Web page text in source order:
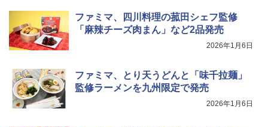
4
TOSHIBA(東芝) スチームオーブンレン
0℃ 1段調理 フラットテーブル 電子レン
お手入れ 小型 新生活 一人暮らし 二人暮
らし ファミリー
ファミマ、四川料理の菰田シェフ監修
「麻辣チーズ肉まん」など2品発売
2026年1月6日
ファミマ、とり天うどんと「味千拉麺」
監修ラーメンを九州限定で発売
2026年1月6日